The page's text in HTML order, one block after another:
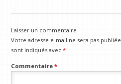
Laisser un commentaire
Votre adresse e-mail ne sera pas publiée.
sont indiqués avec*
Commentaire*